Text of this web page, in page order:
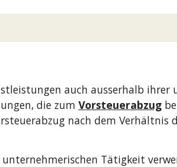
auch ausserhalb ihrer
die zum Vorsteuerabzug
nach dem Verhältnis
Tätigkeit